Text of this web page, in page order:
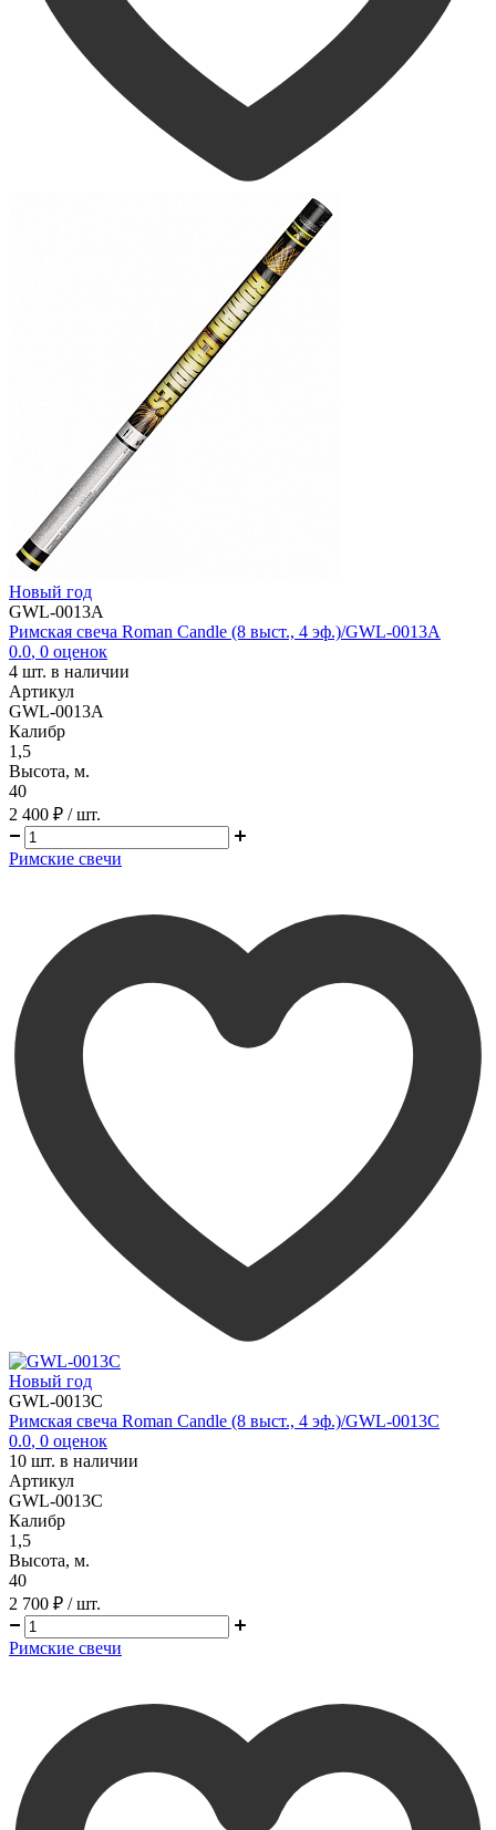
Новый год
GWL-0013A
Римская свеча Roman Candle (8 выст., 4 эф.)/GWL-0013A
0.0, 0 оценок
4 шт. в наличии
Артикул
GWL-0013A
Калибр
1,5
Высота, м.
40
2 400 ₽ / шт.
Римские свечи
Новый год
GWL-0013C
Римская свеча Roman Candle (8 выст., 4 эф.)/GWL-0013C
0.0, 0 оценок
10 шт. в наличии
Артикул
GWL-0013C
Калибр
1,5
Высота, м.
40
2 700 ₽ / шт.
Римские свечи